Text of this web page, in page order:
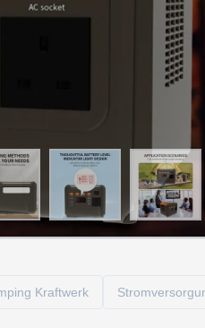
Kraftwerk